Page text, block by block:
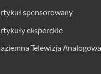
sponsorowany
eksperckie
Telewizja Analogowa